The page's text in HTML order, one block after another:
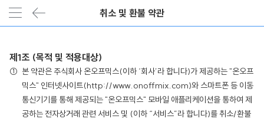
취소 및 환불 약관
제1조 (목적 및 적용대상)
본 약관은 주식회사 온오프믹스(이하 ‘회사’라 합니다)가 제공하는 "온오프
믹스" 인터넷사이트(http://www.onoffmix.com)와 스마트폰 등 이동
통신기기를 통해 제공되는 "온오프믹스" 모바일 애플리케이션을 통하여 제
공하는 전자상거래 관련 서비스 및 (이하 “서비스”라 합니다)를 취소/환불